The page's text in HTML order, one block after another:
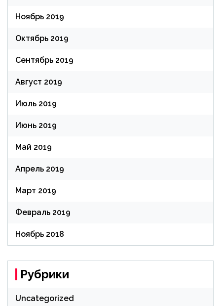
Ноябрь 2019
Октябрь 2019
Сентябрь 2019
Август 2019
Июль 2019
Июнь 2019
Май 2019
Апрель 2019
Март 2019
Февраль 2019
Ноябрь 2018
Рубрики
Uncategorized